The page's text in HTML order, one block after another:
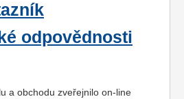
odpovědnosti
a obchodu zveřejnilo on-line